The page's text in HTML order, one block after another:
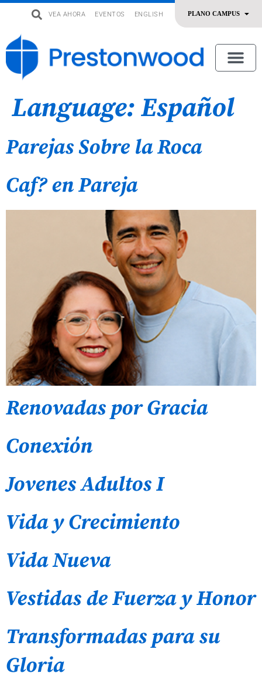
VEA AHORA EVENTOS ENGLISH
Language:Español
Parejas Sobre la Roca
Caf? en Pareja
Renovadas por Gracia
Conexiόn
Jovenes Adultos I
Vida y Crecimiento
Vida Nueva
Vestidas de Fuerza y Honor
Transformadas para su
Gloria